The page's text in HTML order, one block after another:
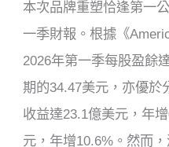
本次品牌重塑恰逢第一
一季財報。根據《
2026年第一季每股盈餘
期的34.47美元，亦優於
收益達23.1億美元，年
元，年增10.6%。然而